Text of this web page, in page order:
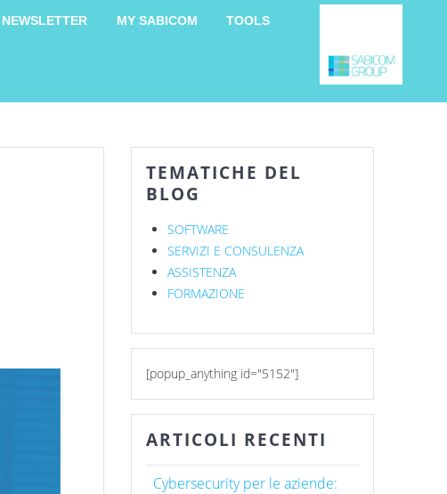
NEWSLETTER MY SABICOM TOOLS
TEMATICHE DEL
BLOG
SOFTWARE
SERVIZI E CONSULENZA
ASSISTENZA
FORMAZIONE
[popup_anything id="5152"]
ARTICOLI RECENTI
Cybersecurity per le aziende: